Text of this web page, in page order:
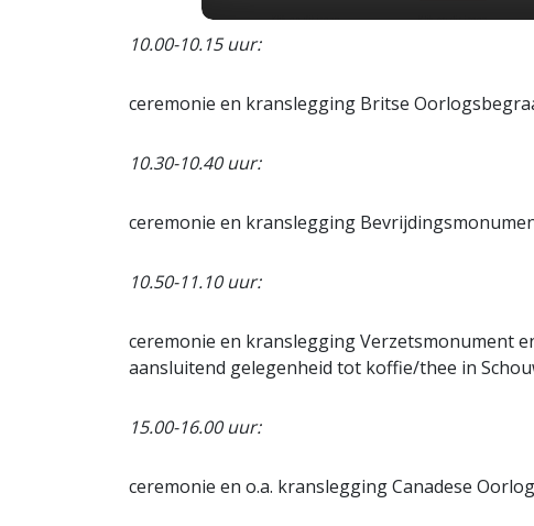
10.00-10.15 uur:
ceremonie en kranslegging Britse
10.30-10.40 uur:
ceremonie en kranslegging
10.50-11.10 uur:
ceremonie en kranslegging Verzetsmonument
aansluitend gelegenheid tot koffie/thee in
15.00-16.00 uur:
ceremonie en o.a. kranslegging Canadese